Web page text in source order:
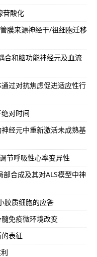
苷酸化
膜来源神经干/祖细胞迁移
合和脑功能神经元及血流
过对抗焦虑促进适应性行
对时间
经元中重新激活未成熟基
节呼吸性心率变异性
合成及其对ALS模型中神
胶质细胞的应答
免疫微环境改变
表征